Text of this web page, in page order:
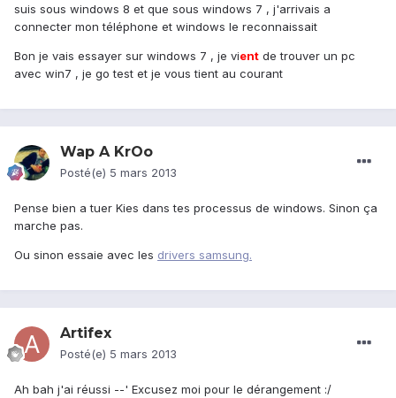
suis sous windows 8 et que sous windows 7 , j'arrivais a
connecter mon téléphone et windows le reconnaissait
Bon je vais essayer sur windows 7 , je vient de trouver un pc
avec win7 , je go test et je vous tient au courant
Wap A KrOo
Posté(e) 5 mars 2013
Pense bien a tuer Kies dans tes processus de windows. Sinon ça
marche pas.
Ou sinon essaie avec les drivers samsung.
Artifex
Posté(e) 5 mars 2013
Ah bah j'ai réussi --' Excusez moi pour le dérangement :/